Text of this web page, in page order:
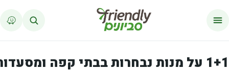
בבתי קפה ומסעדות